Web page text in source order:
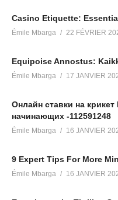
Casino Etiquette:
Émile Mbarga 22 FÉVRIER
Equipoise Annostus:
Émile Mbarga 17 JANVIER
Онлайн ставки на
начинающих -112591248
Émile Mbarga 16 JANVIER
9 Expert Tips For More
Émile Mbarga 16 JANVIER